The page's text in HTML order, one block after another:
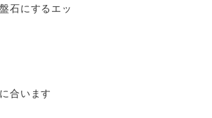
石にするエッ
合います